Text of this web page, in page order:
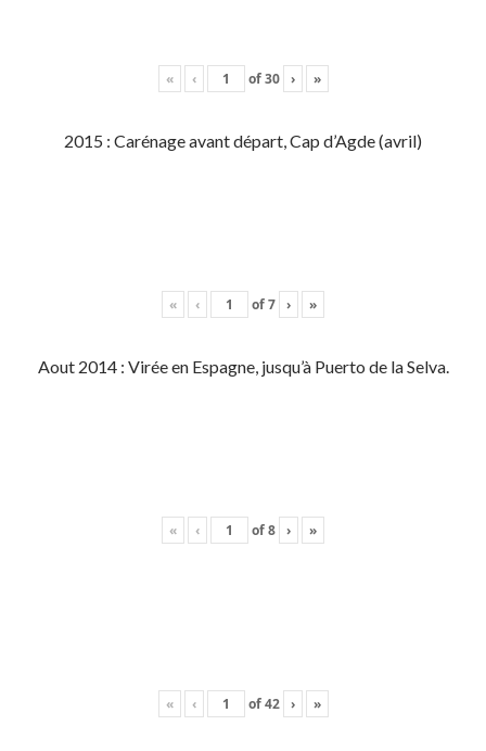
« ‹ of30 › »
2015 : Carénage avant départ, Cap d’Agde (avril)
« ‹ of7 › »
Aout 2014 : Virée en Espagne, jusqu’à Puerto de la Selva.
« ‹ of8 › »
« ‹ of42 › »